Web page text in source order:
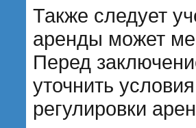
Также следует
аренды может
Перед
уточнить
регулировки